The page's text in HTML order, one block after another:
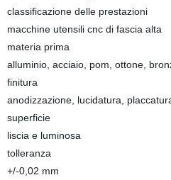
classificazione delle prestazioni
macchine utensili cnc di fascia alta
materia prima
alluminio, acciaio, pom, ottone,
finitura
anodizzazione, lucidatura,
superficie
liscia e luminosa
tolleranza
+/-0,02 mm